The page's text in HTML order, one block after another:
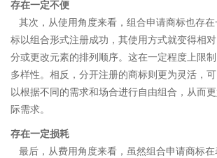
存在一定不便
其次，从使用角度来看，组合申请商标也存
标以组合形式注册成功，其使用方式就变得相
分或更改元素的排列顺序。这在一定程度上限
多样性。相反，分开注册的商标则更为灵活，
以根据不同的需求和场合进行自由组合，从而
际需求。
存在一定损耗
最后，从费用角度来看，虽然组合申请商标